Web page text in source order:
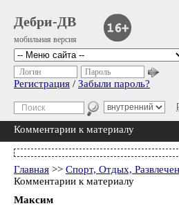
Дебри-ДВ
мобильная версия
Логин Пароль
Регистрация / Забыли пароль?
Комментарии к материалу
Главная >> Спорт, Отдых,
Комментарии к материалу
Максим